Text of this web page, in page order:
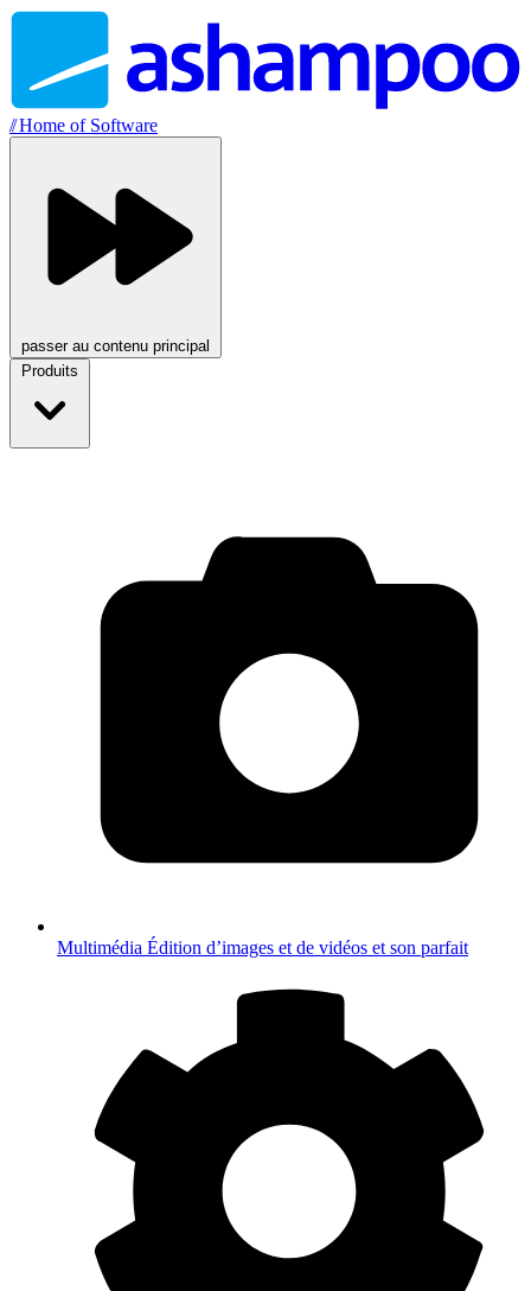
//Home of Software
passer au contenu principal
Produits
Multimédia Édition d’images et de vidéos et son parfait